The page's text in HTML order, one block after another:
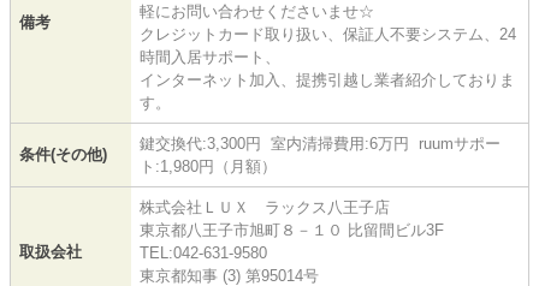
備考
軽にお問い合わせくださいませ☆
クレジットカード取り扱い、保証人不要システム、24
時間入居サポート、
インターネット加入、提携引越し業者紹介しておりま
す。
条件(その他)
鍵交換代:3,300円 室内清掃費用:6万円 ruumサポー
ト:1,980円（月額）
取扱会社
株式会社ＬＵＸ ラックス八王子店
東京都八王子市旭町８－１０ 比留間ビル3F
TEL:042-631-9580
東京都知事 (3) 第95014号